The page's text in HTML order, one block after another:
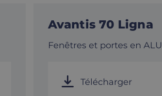
Avantis 70 Ligna
Fenêtres et portes en ALU
Télécharger